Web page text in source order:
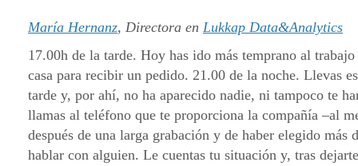
María Hernanz, Directora en Lukkap Data&Analytics
17.00h de la tarde. Hoy has ido más temprano al trabajo
casa para recibir un pedido. 21.00 de la noche. Llevas
tarde y, por ahí, no ha aparecido nadie, ni tampoco te
llamas al teléfono que te proporciona la compañía –al
después de una larga grabación y de haber elegido más
hablar con alguien. Le cuentas tu situación y, tras